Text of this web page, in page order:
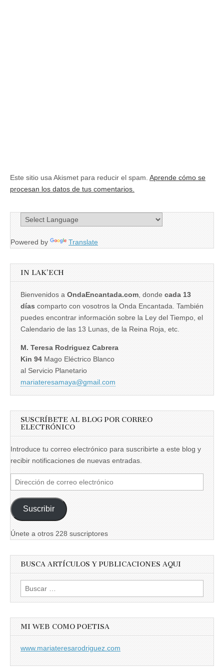
Este sitio usa Akismet para reducir el spam. Aprende cómo se
procesan los datos de tus comentarios.
Powered by Translate
IN LAK’ECH
Bienvenidos a OndaEncantada.com , donde cada 13
días comparto con vosotros la Onda Encantada. También
puedes encontrar información sobre la Ley del Tiempo, el
Calendario de las 13 Lunas, de la Reina Roja, etc.
M. Teresa Rodriguez Cabrera
Kin 94 Mago Eléctrico Blanco
al Servicio Planetario
mariateresamaya@gmail.com
SUSCRÍBETE AL BLOG POR CORREO
ELECTRÓNICO
Introduce tu correo electrónico para suscribirte a este blog y
recibir notificaciones de nuevas entradas.
Dirección
de
correo
electrónico
Suscribir
Únete a otros 228 suscriptores
BUSCA ARTÍCULOS Y PUBLICACIONES AQUI
Buscar:
MI WEB COMO POETISA
www.mariateresarodriguez.com